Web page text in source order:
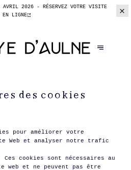
AVRIL 2026 - RÉSERVEZ VOTRE VISITE
EN LIGNE
des cookies
pour améliorer votre
Web et analyser notre trafic
Ces cookies sont nécessaires au
web et ne peuvent pas être